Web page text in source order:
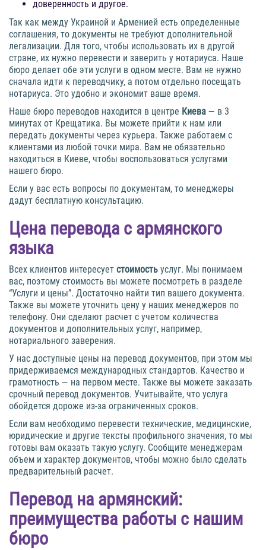
доверенность и другое.
Так как между Украиной и Арменией есть определенные
соглашения, то документы не требуют дополнительной
легализации. Для того, чтобы использовать их в другой
стране, их нужно перевести и заверить у нотариуса. Наше
бюро делает обе эти услуги в одном месте. Вам не нужно
сначала идти к переводчику, а потом отдельно посещать
нотариуса. Это удобно и экономит ваше время.
Наше бюро переводов находится в центре Киева — в 3
минутах от Крещатика. Вы можете прийти к нам или
передать документы через курьера. Также работаем с
клиентами из любой точки мира. Вам не обязательно
находиться в Киеве, чтобы воспользоваться услугами
нашего бюро.
Если у вас есть вопросы по документам, то менеджеры
дадут бесплатную консультацию.
Цена перевода с армянского
языка
Всех клиентов интересует стоимость услуг. Мы понимаем
вас, поэтому стоимость вы можете посмотреть в разделе
“Услуги и цены”. Достаточно найти тип вашего документа.
Также вы можете уточнить цену у наших менеджеров по
телефону. Они сделают расчет с учетом количества
документов и дополнительных услуг, например,
нотариального заверения.
У нас доступные цены на перевод документов, при этом мы
придерживаемся международных стандартов. Качество и
грамотность — на первом месте. Также вы можете заказать
срочный перевод документов. Учитывайте, что услуга
обойдется дороже из-за ограниченных сроков.
Если вам необходимо перевести технические, медицинские,
юридические и другие тексты профильного значения, то мы
готовы вам оказать такую услугу. Сообщите менеджерам
объем и характер документов, чтобы можно было сделать
предварительный расчет.
Перевод на армянский:
преимущества работы с нашим
бюро